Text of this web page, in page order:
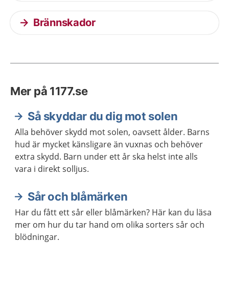
Brännskador
Mer på 1177.se
Så skyddar du dig mot solen
Alla behöver skydd mot solen, oavsett ålder. Barns
hud är mycket känsligare än vuxnas och behöver
extra skydd. Barn under ett år ska helst inte alls
vara i direkt solljus.
Sår och blåmärken
Har du fått ett sår eller blåmärken? Här kan du läsa
mer om hur du tar hand om olika sorters sår och
blödningar.